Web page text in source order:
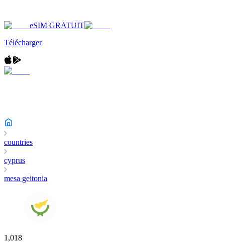
eSIM GRATUIT
Télécharger
countries
cyprus
mesa geitonia
1,018